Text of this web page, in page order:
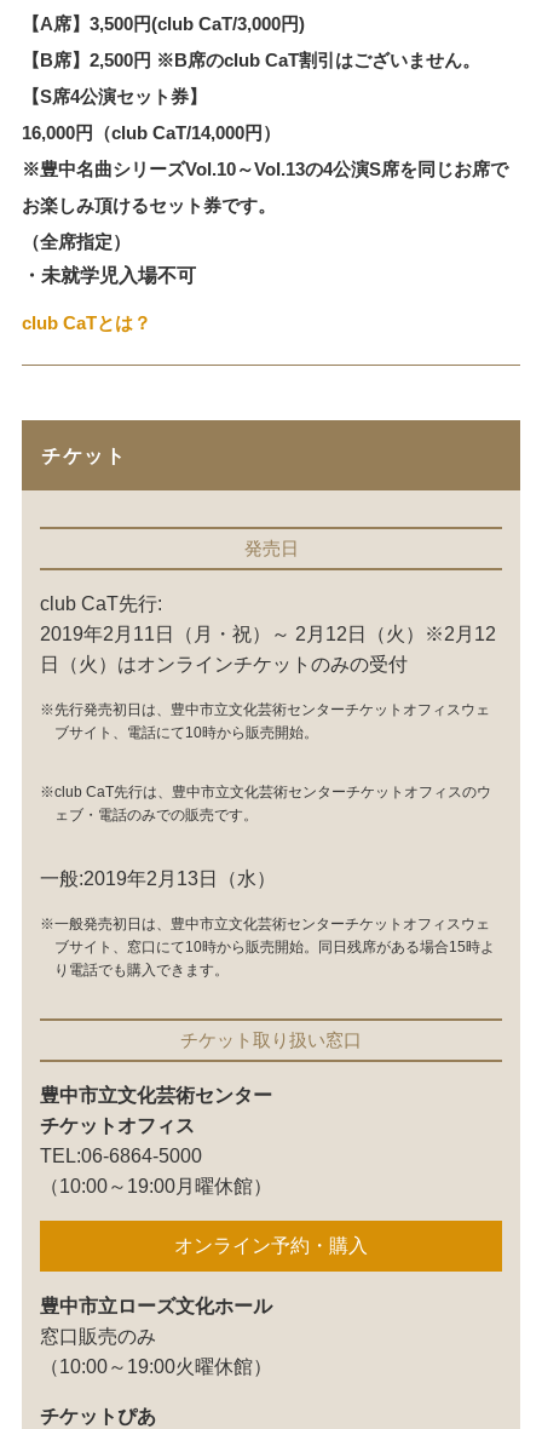
【A席】3,500円(club CaT/3,000円)
【B席】2,500円 ※B席のclub CaT割引はございません。
【S席4公演セット券】
16,000円（club CaT/14,000円）
※豊中名曲シリーズVol.10～Vol.13の4公演S席を同じお席で
お楽しみ頂けるセット券です。
（全席指定）
・未就学児入場不可
club CaTとは？
チケット
発売日
club CaT先行:
2019年2月11日（月・祝）～ 2月12日（火）※2月12
日（火）はオンラインチケットのみの受付
※先行発売初日は、豊中市立文化芸術センターチケットオフィスウェ
ブサイト、電話にて10時から販売開始。
※club CaT先行は、豊中市立文化芸術センターチケットオフィスのウ
ェブ・電話のみでの販売です。
一般:2019年2月13日（水）
※一般発売初日は、豊中市立文化芸術センターチケットオフィスウェ
ブサイト、窓口にて10時から販売開始。同日残席がある場合15時よ
り電話でも購入できます。
チケット取り扱い窓口
豊中市立文化芸術センター
チケットオフィス
TEL:06-6864-5000
（10:00～19:00月曜休館）
オンライン予約・購入
豊中市立ローズ文化ホール
窓口販売のみ
（10:00～19:00火曜休館）
チケットぴあ